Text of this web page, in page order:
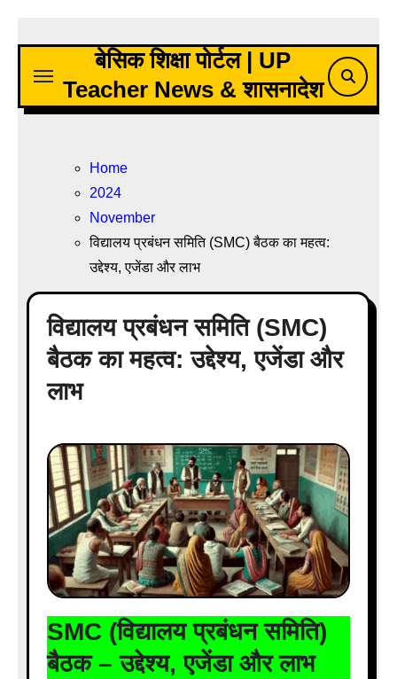
content
बेसिक शिक्षा पोर्टल | UP
Teacher News & शासनादेश
Home
2024
November
विद्यालय प्रबंधन समिति (SMC) बैठक का महत्व:
उद्देश्य, एजेंडा और लाभ
विद्यालय प्रबंधन समिति (SMC)
बैठक का महत्व: उद्देश्य, एजेंडा और
लाभ
SMC (विद्यालय प्रबंधन समिति)
बैठक – उद्देश्य, एजेंडा और लाभ